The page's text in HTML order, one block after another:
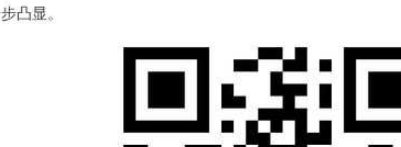
凸显。